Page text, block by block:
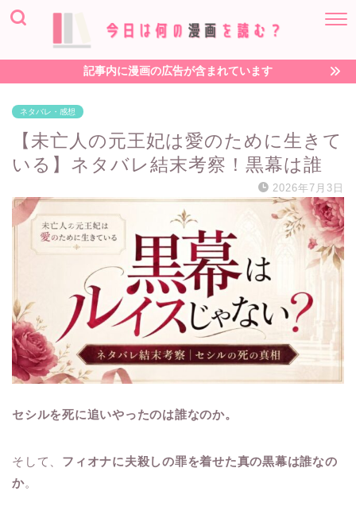
記事内に漫画の広告が含まれています
ネタバレ・感想
【未亡人の元王妃は愛のために生きて
いる】ネタバレ結末考察！黒幕は誰
2026年7月3日
セシルを死に追いやったのは誰なのか。
そして、 フィオナに夫殺しの罪を着せた真の黒幕は誰なの
か。